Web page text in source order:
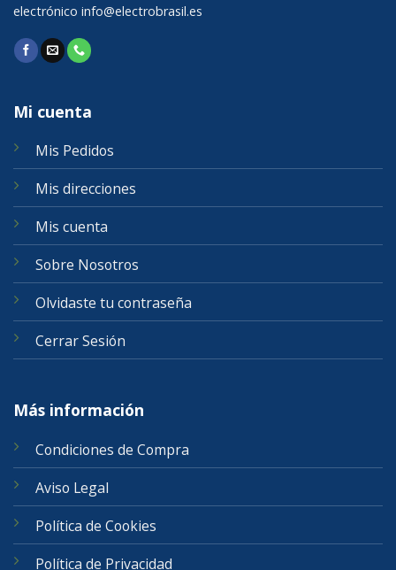
electrónico info@electrobrasil.es
Mi cuenta
Mis Pedidos
Mis direcciones
Mis cuenta
Sobre Nosotros
Olvidaste tu contraseña
Cerrar Sesión
Más información
Condiciones de Compra
Aviso Legal
Política de Cookies
Política de Privacidad